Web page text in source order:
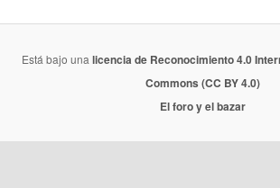
Está bajo una licencia de Reconocimiento 4.0
Commons (CC BY 4.0)
El foro y el bazar